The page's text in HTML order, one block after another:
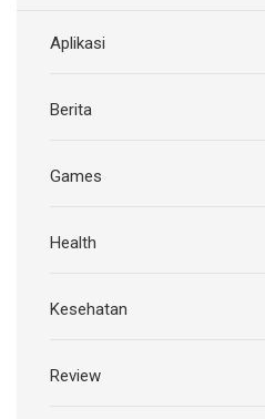
Aplikasi
Berita
Games
Health
Kesehatan
Review